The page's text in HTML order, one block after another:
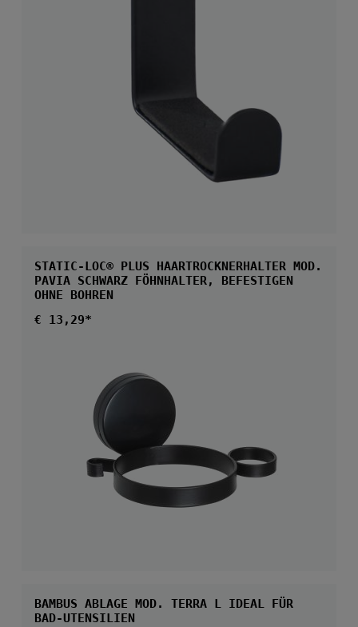
STATIC-LOC® PLUS HAARTROCKNERHALTER MOD.
PAVIA SCHWARZ FÖHNHALTER, BEFESTIGEN
OHNE BOHREN
Regulärer Preis:
€ 13,29*
BAMBUS ABLAGE MOD. TERRA L IDEAL FÜR
BAD-UTENSILIEN